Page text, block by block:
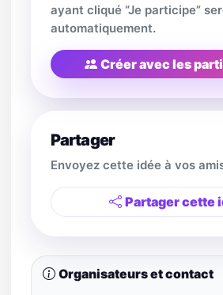
ayant cliqué “Je participe”
automatiquement.
Créer avec les
Partager
Envoyez cette idée à vos
Partager cette
Organisateurs et contact